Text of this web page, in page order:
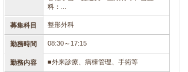
料：...
募集科目 整形外科
勤務時間 08:30～17:15
勤務内容 ■外来診療、病棟管理、手術等